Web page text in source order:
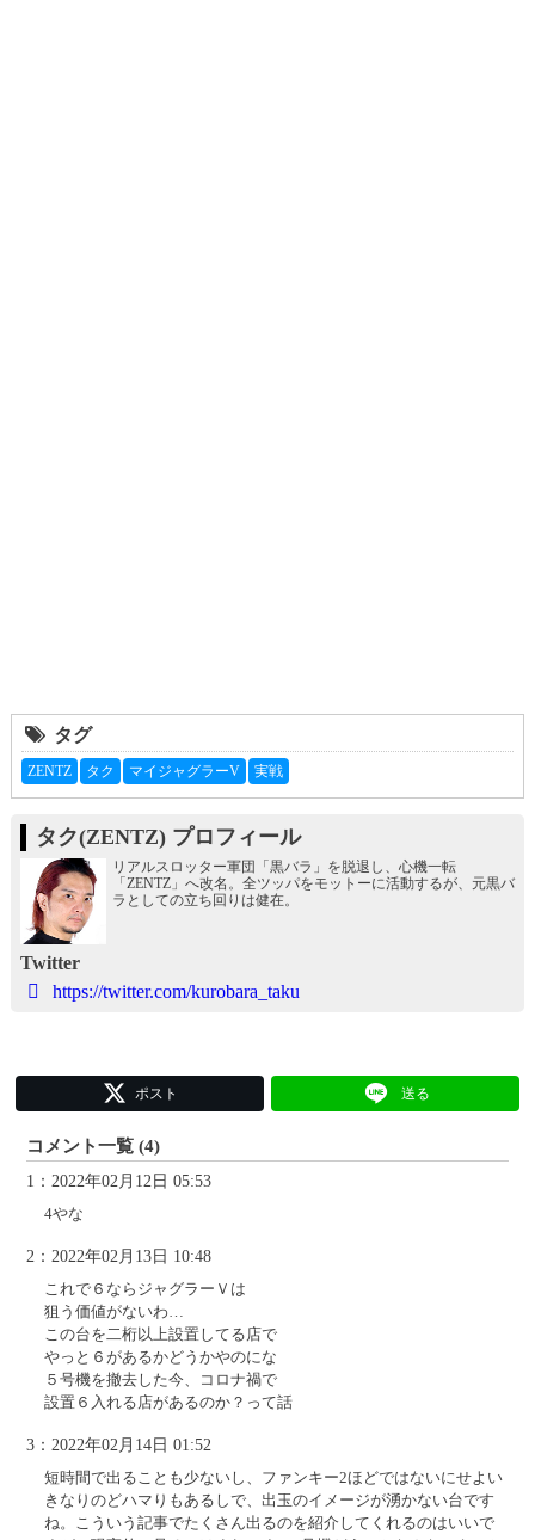
タグ
ZENTZ タク マイジャグラーV 実戦
タク(ZENTZ) プロフィール
リアルスロッター軍団「黒バラ」を脱退し、心機一転
「ZENTZ」へ改名。全ツッパをモットーに活動するが、元黒バ
ラとしての立ち回りは健在。
Twitter
https://twitter.com/kurobara_taku
ポスト 送る
コメント一覧 (4)
1：2022年02月12日 05:53
4やな
2：2022年02月13日 10:48
これで６ならジャグラーＶは
狙う価値がないわ…
この台を二桁以上設置してる店で
やっと６があるかどうかやのにな
５号機を撤去した今、コロナ禍で
設置６入れる店があるのか？って話
3：2022年02月14日 01:52
短時間で出ることも少ないし、ファンキー2ほどではないにせよい
きなりのどハマりもあるしで、出玉のイメージが湧かない台です
ね。こういう記事でたくさん出るのを紹介してくれるのはいいで